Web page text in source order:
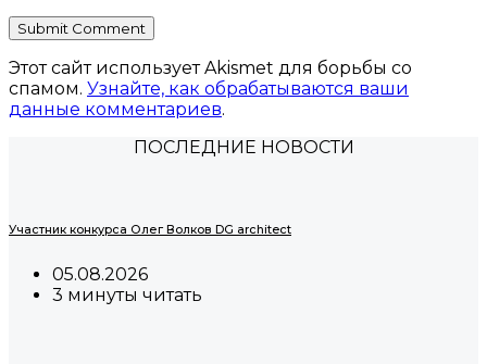
Этот сайт использует Akismet для борьбы со
спамом. Узнайте, как обрабатываются ваши
данные комментариев.
ПОСЛЕДНИЕ НОВОСТИ
Участник конкурса Олег Волков DG architect
05.08.2026
3 минуты читать